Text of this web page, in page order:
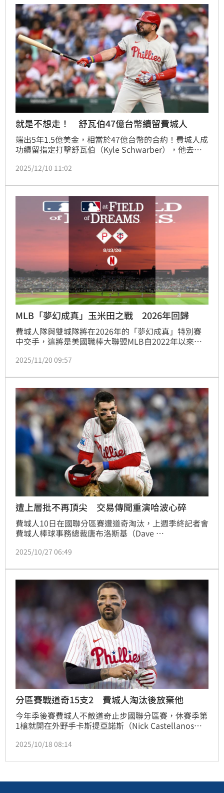
就是不想走！ 舒瓦伯47億台幣續留費城人
端出5年1.5億美金，相當於47億台幣的合約！費城人成
功續留指定打擊舒瓦伯（Kyle Schwarber），他去年
分打點。
2025/12/10 11:02
MLB「夢幻成真」玉米田之戰 2026年回歸
費城人隊與雙城隊將在2026年的「夢幻成真」特別賽
中交手，這將是美國職棒大聯盟MLB自2022年以來首
2025/11/20 09:57
遭上層批不再頂尖 交易傳聞重演哈波心碎
費城人10日在國聯分區賽遭道奇淘汰，上週季終記者會
費城人棒球事務總裁唐布洛斯基（Dave
Harper）身手不如以往，已經不再是頂級球員，日前
的惡夢讓他更為擔憂。
2025/10/27 06:49
分區賽戰道奇15支2 費城人淘汰後放棄他
今年季後賽費城人不敵道奇止步國聯分區賽，休賽季第
1槍就開在外野手卡斯提亞諾斯（Nick Castellanos）
隊會先尋求交易，如果找不到合適的對象預計會直接釋
2025/10/18 08:14